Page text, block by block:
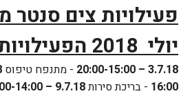
פעילויות צים סנטר
יולי 2018 הפעילויות ללא עלות
3.7.18 –
20:00-15:00 - מתנפח טיפוס
16:00 - בריכת סירות9.7.18 –
14:00